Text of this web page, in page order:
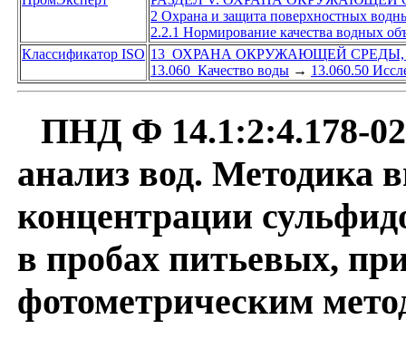
2 Охрана и защита поверхностных
2.2.1 Нормирование качества водных
Классификатор ISO 13 ОХРАНА ОКРУЖАЮЩЕЙ
13.060 Качество воды → 13.060.50
ПНД Ф 14.1:2:4.178-
анализ вод. Методика
концентрации
в пробах питьевых,
фотометрическим